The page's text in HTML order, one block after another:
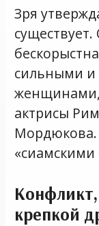
Зря
сильными и
актрисы
Мордюкова.
крепкой